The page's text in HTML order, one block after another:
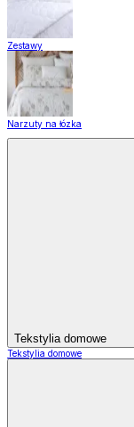
Zestawy
Narzuty na łózka
Tekstylia domowe
Tekstylia domowe